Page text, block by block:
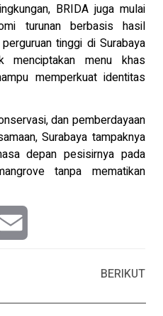
BRIDA juga mulai
turunan berbasis hasil
tinggi di Surabaya
menciptakan menu khas
memperkuat identitas
dan pemberdayaan
Surabaya tampaknya
depan pesisirnya pada
tanpa mematikan
BERIKUT